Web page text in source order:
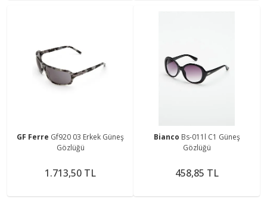
GF Ferre Gf920 03 Erkek Güneş
Gözlüğü
1.713,50 TL
Bianco Bs-011l C1 Güneş
Gözlüğü
458,85 TL